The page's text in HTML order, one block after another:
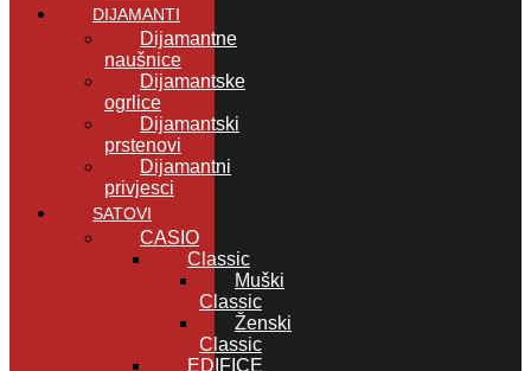
DIJAMANTI
Dijamantne
naušnice
Dijamantske
ogrlice
Dijamantski
prstenovi
Dijamantni
privjesci
SATOVI
CASIO
Classic
Muški
Classic
Ženski
Classic
EDIFICE